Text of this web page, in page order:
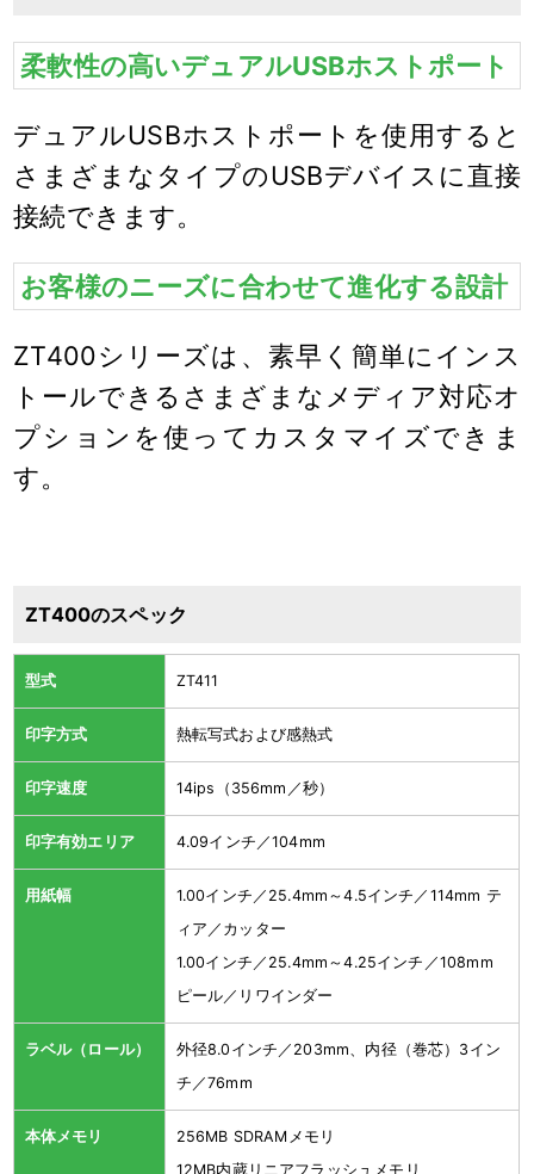
柔軟性の高いデュアルUSBホストポート
デュアルUSBホストポートを使用すると
さまざまなタイプのUSBデバイスに直接
接続できます。
お客様のニーズに合わせて進化する設計
ZT400シリーズは、素早く簡単にインス
トールできるさまざまなメディア対応オ
プションを使ってカスタマイズできま
す。
ZT400のスペック
型式 ZT411
印字方式 熱転写式および感熱式
印字速度 14ips（356mm／秒）
印字有効エリア 4.09インチ／104mm
用紙幅
1.00インチ／25.4mm～4.5インチ／114mm テ
ィア／カッター
1.00インチ／25.4mm～4.25インチ／108mm
ピール／リワインダー
ラベル（ロール）
外径8.0インチ／203mm、内径（巻芯）3イン
チ／76mm
本体メモリ
256MB SDRAMメモリ
12MB内蔵リニアフラッシュメモリ